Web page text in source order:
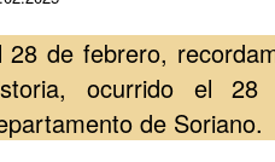
28 de febrero,
ocurrido el
de Soriano.